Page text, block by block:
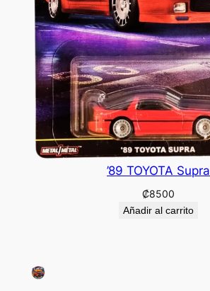
’89 TOYOTA Supra
₡8500
Añadir al carrito